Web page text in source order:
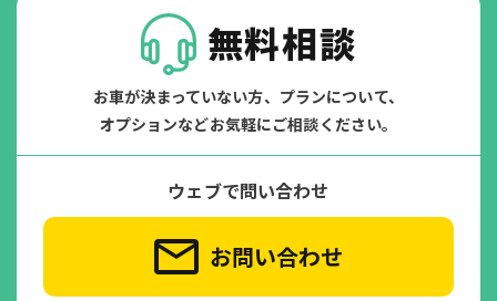
無料相談
お車が決まっていない方、プランについて、
オプションなどお気軽にご相談ください。
ウェブで問い合わせ
お問い合わせ